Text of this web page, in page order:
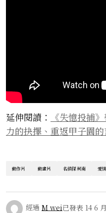
延伸閱讀：
《失憶投捕
力的抉擇、重返甲子園的
動作片 動畫片 名偵探柯南 愛
經過 M wei已發表 14 6